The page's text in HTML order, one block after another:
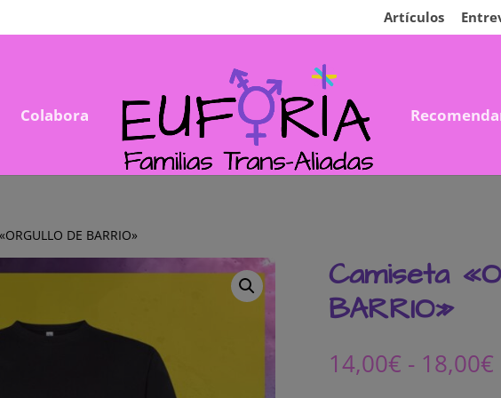
Artículos
Colabora
DE BARRIO»
Camiseta
BARRIO»
14,00€ - 18,00€